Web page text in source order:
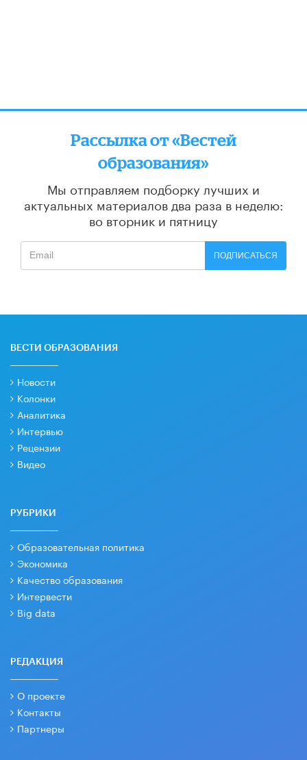
Рассылка от «Вестей
образования»
Мы отправляем подборку лучших и
актуальных материалов два раза в неделю:
во вторник и пятницу
ПОДПИСАТЬСЯ
ВЕСТИ ОБРАЗОВАНИЯ
Новости
Колонки
Аналитика
Интервью
Рецензии
Видео
РУБРИКИ
Образовательная политика
Экономика
Качество образования
Интервести
Big data
РЕДАКЦИЯ
О проекте
Контакты
Партнеры